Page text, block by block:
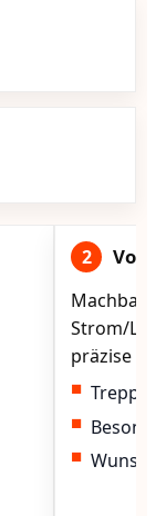
2
Strom/
präzise